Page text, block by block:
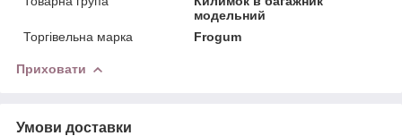
модельний
Торгівельна марка
Frogum
Приховати
Умови доставки